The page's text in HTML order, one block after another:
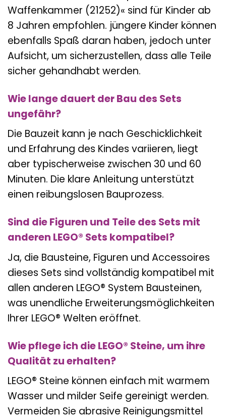
Waffenkammer (21252)« sind für Kinder ab
8 Jahren empfohlen. jüngere Kinder können
ebenfalls Spaß daran haben, jedoch unter
Aufsicht, um sicherzustellen, dass alle Teile
sicher gehandhabt werden.
Wie lange dauert der Bau des Sets
ungefähr?
Die Bauzeit kann je nach Geschicklichkeit
und Erfahrung des Kindes variieren, liegt
aber typischerweise zwischen 30 und 60
Minuten. Die klare Anleitung unterstützt
einen reibungslosen Bauprozess.
Sind die Figuren und Teile des Sets mit
anderen LEGO® Sets kompatibel?
Ja, die Bausteine, Figuren und Accessoires
dieses Sets sind vollständig kompatibel mit
allen anderen LEGO® System Bausteinen,
was unendliche Erweiterungsmöglichkeiten
Ihrer LEGO® Welten eröffnet.
Wie pflege ich die LEGO® Steine, um ihre
Qualität zu erhalten?
LEGO® Steine können einfach mit warmem
Wasser und milder Seife gereinigt werden.
Vermeiden Sie abrasive Reinigungsmittel